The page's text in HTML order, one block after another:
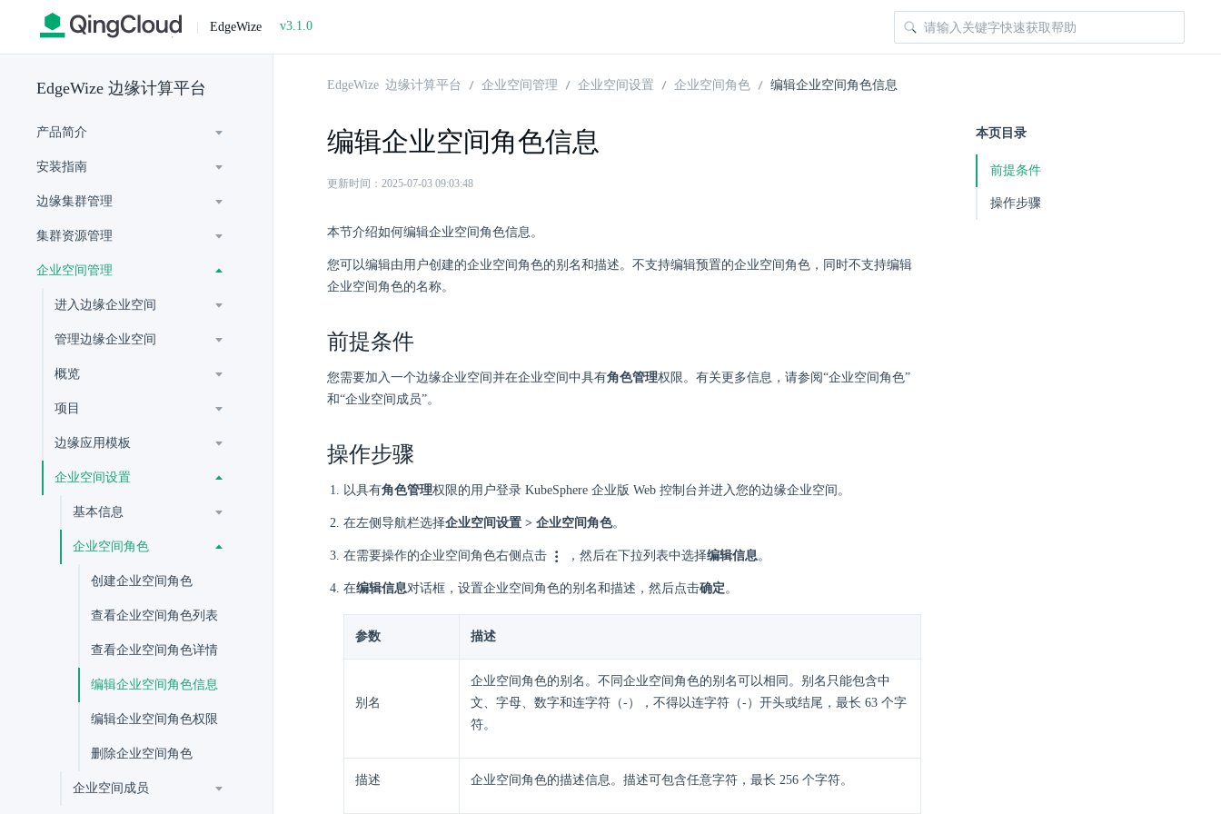
| EdgeWize v3.1.0
EdgeWize 边缘计算平台
产品简介
安装指南
边缘集群管理
集群资源管理
企业空间管理
进入边缘企业空间
管理边缘企业空间
概览
项目
边缘应用模板
企业空间设置
基本信息
企业空间角色
创建企业空间角色
查看企业空间角色列表
查看企业空间角色详情
编辑企业空间角色信息
编辑企业空间角色权限
删除企业空间角色
企业空间成员
EdgeWize 边缘计算平台 企业空间管理 企业空间设置 企业空间角色 编辑企业空间角色信息
编辑企业空间角色信息
更新时间：2025-07-03 09:03:48
本节介绍如何编辑企业空间角色信息。
您可以编辑由用户创建的企业空间角色的别名和描述。不支持编辑预置的企业空间角色，同时不支持编辑
企业空间角色的名称。
前提条件
您需要加入一个边缘企业空间并在企业空间中具有角色管理权限。有关更多信息，请参阅“企业空间角色”
和“企业空间成员”。
操作步骤
以具有角色管理权限的用户登录 KubeSphere 企业版 Web 控制台并进入您的边缘企业空间。
在左侧导航栏选择企业空间设置 > 企业空间角色。
在需要操作的企业空间角色右侧点击 ，然后在下拉列表中选择编辑信息。
在编辑信息对话框，设置企业空间角色的别名和描述，然后点击确定。
参数 描述
别名
企业空间角色的别名。不同企业空间角色的别名可以相同。别名只能包含中
文、字母、数字和连字符（-），不得以连字符（-）开头或结尾，最长 63 个字
符。
描述 企业空间角色的描述信息。描述可包含任意字符，最长 256 个字符。
本页目录
前提条件
操作步骤